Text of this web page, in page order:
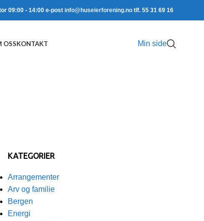
09:00 - 14:00 e-post info@huseierforening.notlf. 55 31 69 16
OSSKONTAKT Min side
KATEGORIER
Arrangementer
Arv og familie
Bergen
Energi